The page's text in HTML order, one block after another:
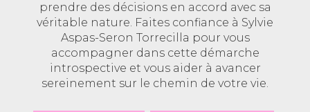
prendre des décisions en accord avec sa
véritable nature. Faites confiance à Sylvie
Aspas-Seron Torrecilla pour vous
accompagner dans cette démarche
introspective et vous aider à avancer
sereinement sur le chemin de votre vie.